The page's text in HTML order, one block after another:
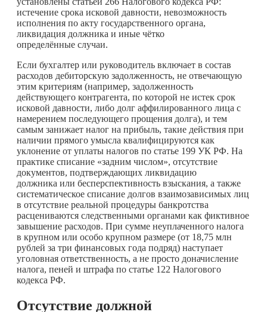
истечение срока исковой давности, невозможность
исполнения по акту государственного органа,
ликвидация должника и иные чётко
определённые случаи.
Если бухгалтер или руководитель включает в состав
расходов дебиторскую задолженность, не отвечающую
этим критериям (например, задолженность
действующего контрагента, по которой не истек срок
исковой давности, либо долг аффилированного лица с
намерением последующего прощения долга), и тем
самым занижает налог на прибыль, такие действия при
наличии прямого умысла квалифицируются как
уклонение от уплаты налогов по статье 199 УК РФ. На
практике списание «задним числом», отсутствие
документов, подтверждающих ликвидацию
должника или бесперспективность взыскания, а также
систематическое списание долгов взаимозависимых лиц
в отсутствие реальной процедуры банкротства
расцениваются следственными органами как фиктивное
завышение расходов. При сумме неуплаченного налога
в крупном или особо крупном размере (от 18,75 млн
рублей за три финансовых года подряд) наступает
уголовная ответственность, а не просто доначисление
налога, пеней и штрафа по статье 122 Налогового
кодекса РФ.
Отсутствие должной